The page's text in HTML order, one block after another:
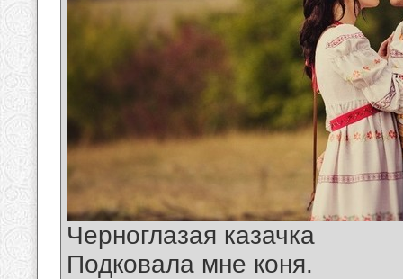
Черноглазая казачка
Подковала мне коня.